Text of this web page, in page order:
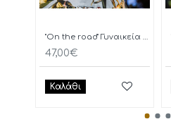
"On the road" Γυναικεία Ζώνη
47,00€
Καλάθι